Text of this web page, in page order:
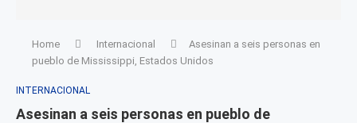
Home Internacional
Asesinan a seis personas en
pueblo de Mississippi, Estados Unidos
INTERNACIONAL
Asesinan a seis personas en pueblo de